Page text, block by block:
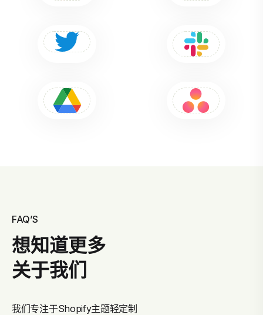
FAQ’S
想知道更多
关于我们
我们专注于Shopify主题轻定制